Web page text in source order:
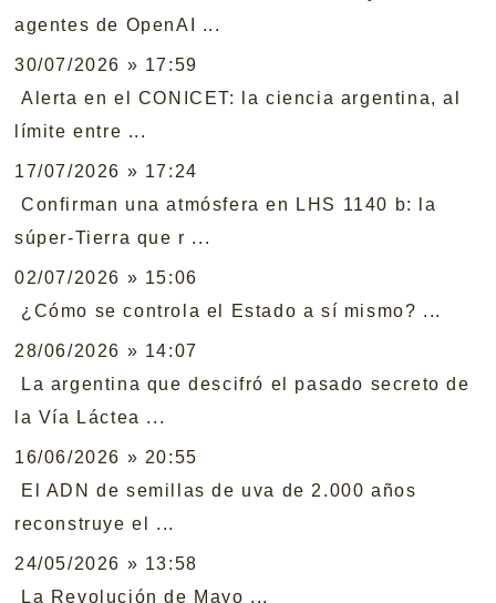
agentes de OpenAI ...
30/07/2026 » 17:59
Alerta en el CONICET: la ciencia argentina, al
límite entre ...
17/07/2026 » 17:24
Confirman una atmósfera en LHS 1140 b: la
súper-Tierra que r ...
02/07/2026 » 15:06
¿Cómo se controla el Estado a sí mismo? ...
28/06/2026 » 14:07
La argentina que descifró el pasado secreto de
la Vía Láctea ...
16/06/2026 » 20:55
El ADN de semillas de uva de 2.000 años
reconstruye el ...
24/05/2026 » 13:58
La Revolución de Mayo ...